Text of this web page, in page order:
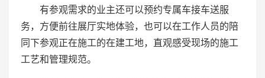
有参观需求的业主还可以预约专属车接车送服
务，方便前往展厅实地体验，也可以在工作人员的陪
同下参观正在施工的在建工地，直观感受现场的施工
工艺和管理规范。